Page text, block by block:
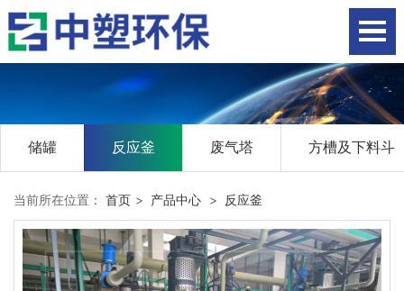
储罐 反应釜 废气塔 方槽及下料斗
当前所在位置： 首页 > 产品中心 > 反应釜